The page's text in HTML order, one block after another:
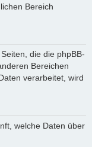
Bereich
die die phpBB-
Bereichen
verarbeitet, wird
welche Daten über